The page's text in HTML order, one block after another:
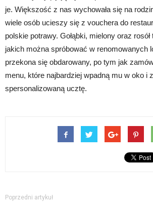
je. Większość z nas wychowała się na
wiele osób ucieszy się z vouchera do
polskie potrawy. Gołąbki, mielony oraz
jakich można spróbować w renomowanych
przekona się obdarowany, po tym jak
menu, które najbardziej wpadną mu w oko i
spersonalizowaną ucztę.
Poprzedni artykuł